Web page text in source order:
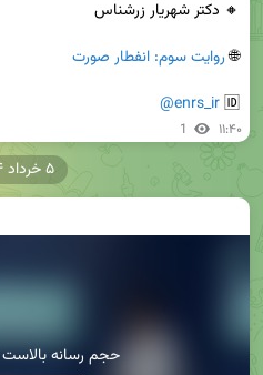
🌐 روایت سوم: انفطار صورت
🆔
@enrs_ir
1 ۱۱:۴۰
11.6M حجم رسانه بالاست
۵ خرداد ۱۴۰۴